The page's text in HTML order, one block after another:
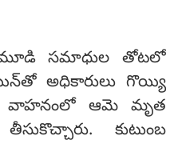
సమాధుల తోటలో
అధికారులు గొయ్యి
వాహనంలో ఆమె మృత
కుటుంబ